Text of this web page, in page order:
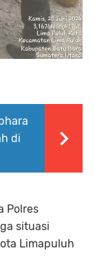
di
Polres
situasi
Limapuluh